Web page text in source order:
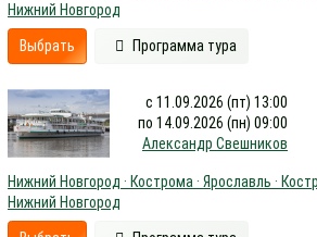
Нижний Новгород
Выбрать Программа тура
с 11.09.2026 (пт) 13:00
по 14.09.2026 (пн) 09:00
Александр Свешников
Нижний Новгород · Кострома · Ярославль ·
Нижний Новгород